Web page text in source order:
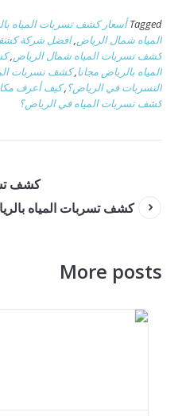
Tagged أسعار كشف تسربات المياه
المياه شمال الرياض,افضل شركة كشف
كشف تسربات المياه شمال الرياض,
المياه بالرياض مجانا,كشف تسربات
التسربات في الرياض؟,كيف أعرف
كشف تسربات المياه في الرياض؟
كشف
كشف تسربات المياه
More posts